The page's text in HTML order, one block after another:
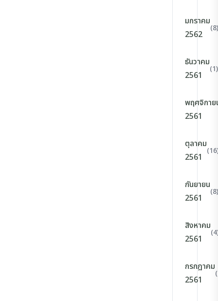
มกราคม
2562
(8)
ธันวาคม
2561
(1)
พฤศจิกาย
2561
ตุลาคม
2561
กันยายน
2561
(8)
สิงหาคม
2561
กรกฎาคม
2561